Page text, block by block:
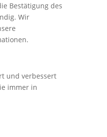
Bestätigung des
Wir
und verbessert
immer in